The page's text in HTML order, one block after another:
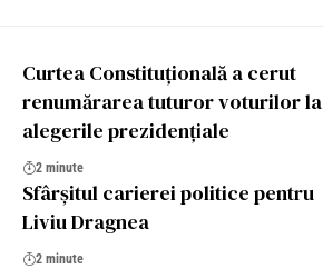
Curtea Constituțională a cerut
renumărarea tuturor voturilor la
alegerile prezidențiale
2 minute
Sfârșitul carierei politice pentru
Liviu Dragnea
2 minute